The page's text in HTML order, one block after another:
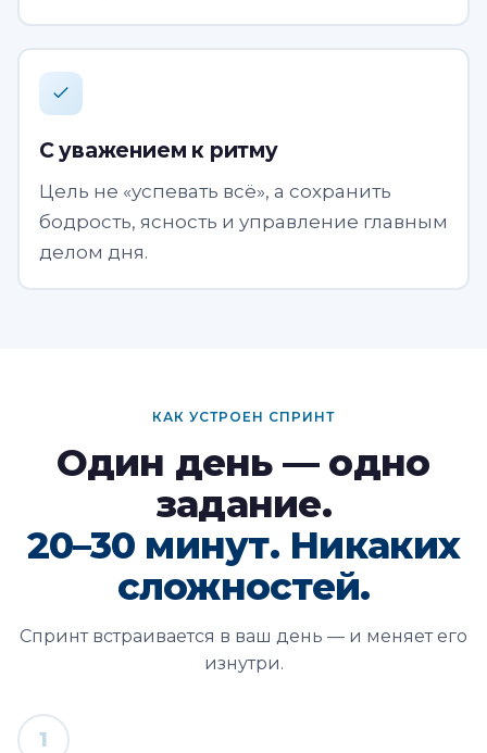
С уважением к ритму
Цель не «успевать всё», а сохранить
бодрость, ясность и управление главным
делом дня.
КАК УСТРОЕН СПРИНТ
Один день — одно
задание.
20–30 минут. Никаких
сложностей.
Спринт встраивается в ваш день — и меняет его
изнутри.
1